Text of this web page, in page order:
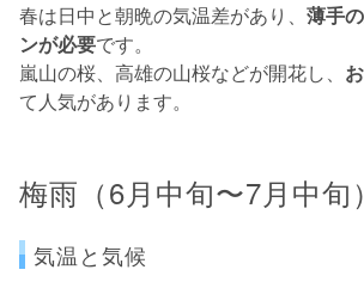
春は日中と朝晩の気温差があり、 薄手
ンが必要です。
嵐山の桜、高雄の山桜などが開花し、
て人気があります。
梅雨（6月中旬〜7月中旬）
気温と気候